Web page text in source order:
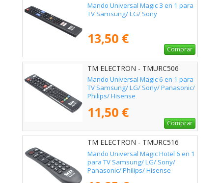
Mando Universal Magic 3 en 1 para
TV Samsung/ LG/ Sony
13,50 €
Comprar
TM ELECTRON - TMURC506
Mando Universal Magic 6 en 1 para
TV Samsung/ LG/ Sony/ Panasonic/
Philips/ Hisense
11,50 €
Comprar
TM ELECTRON - TMURC516
Mando Universal Magic Hotel 6 en 1
para TV Samsung/ LG/ Sony/
Panasonic/ Philips/ Hisense